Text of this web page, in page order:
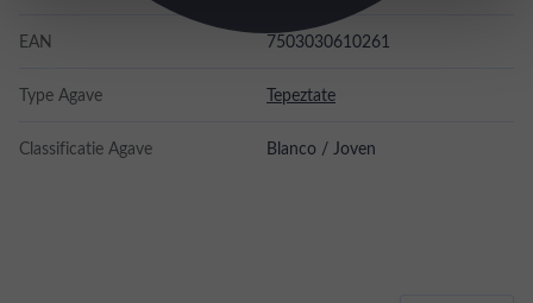
EAN 7503030610261
Type Agave Tepeztate
Classificatie Agave Blanco / Joven